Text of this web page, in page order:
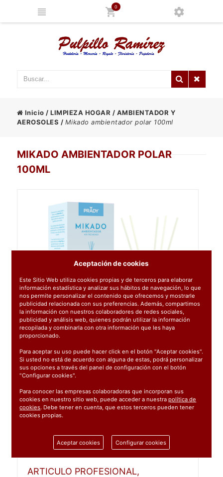
0
Inicio /LIMPIEZA HOGAR / AMBIENTADOR Y
AEROSOLES / Mikado ambientador polar 100ml
MIKADO AMBIENTADOR POLAR
100ML
ARTICULO PROFESIONAL,
Aceptación de cookies
Este Sitio Web utiliza cookies propias y de terceros para elaborar
información estadística y analizar sus hábitos de navegación, lo que
nos permite personalizar el contenido que ofrecemos y mostrarle
publicidad relacionada con sus preferencias. Además, compartimos
la información con nuestros colaboradores de redes sociales,
publicidad y análisis web, quienes podrán utilizar la información
recopilada y combinarla con otra información que les haya
proporcionado.
Para aceptar su uso puede hacer click en el botón "Aceptar cookies".
Si usted no está de acuerdo con alguna de estas, podrá personalizar
sus opciones a través del panel de configuración con el botón
"Configurar cookies".
Para conocer las empresas colaboradoras que incorporan sus
cookies en nuestro sitio web, puede acceder a nuestrapolítica de
cookies. Debe tener en cuenta, que estos terceros pueden tener
cookies propias.
Aceptar cookies Configurar cookies